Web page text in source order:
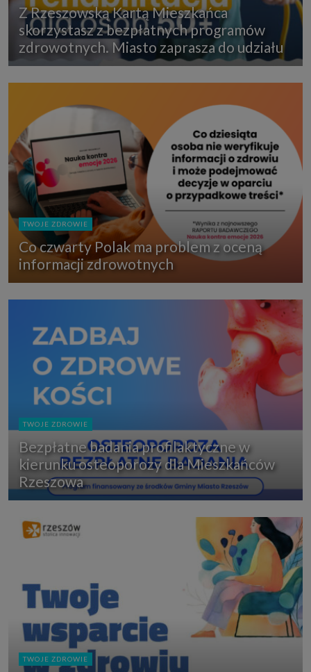
Z Rzeszowską Kartą Mieszkańca
skorzystasz z bezpłatnych programów
zdrowotnych. Miasto zaprasza do udziału
TWOJE ZDROWIE
Co czwarty Polak ma problem z oceną
informacji zdrowotnych
TWOJE ZDROWIE
Bezpłatne badania profilaktyczne w
kierunku osteoporozy dla Mieszkańców
Rzeszowa
TWOJE ZDROWIE